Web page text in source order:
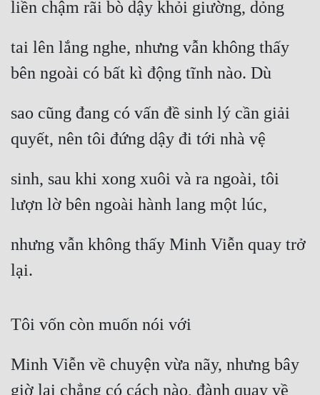
liền chậm rãi bò dậy khỏi giường, dỏng
tai lên lắng nghe, nhưng vẫn không thấy
bên ngoài có bất kì động tĩnh nào. Dù
sao cũng đang có vấn đề sinh lý cần giải
quyết, nên tôi đứng dậy đi tới nhà vệ
sinh, sau khi xong xuôi và ra ngoài, tôi
lượn lờ bên ngoài hành lang một lúc,
nhưng vẫn không thấy Minh Viễn quay trở
lại.
Tôi vốn còn muốn nói với
Minh Viễn về chuyện vừa nãy, nhưng bây
giờ lại chẳng có cách nào, đành quay về